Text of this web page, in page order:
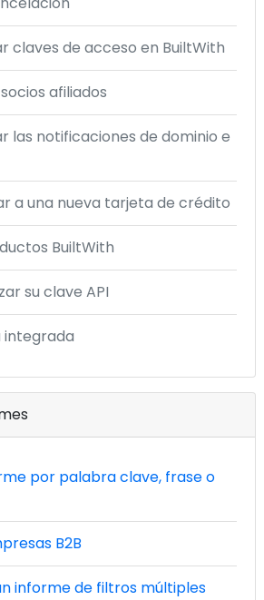
claves de acceso en BuiltWith
afiliados
las notificaciones de dominio e
a una nueva tarjeta de crédito
BuiltWith
su clave API
integrada
por palabra clave, frase o
B2B
informe de filtros múltiples